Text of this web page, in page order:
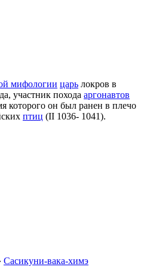
мифологии царь локров в
участник похода аргонавтов
которого он был ранен в плечо
птиц (II 1036- 1041).
Сасикуни-вака-химэ